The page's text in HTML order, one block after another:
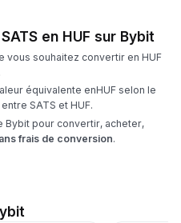
en HUF sur Bybit
vous souhaitez convertir en HUF
équivalente enHUF selon le
SATS et HUF.
Bybit pour convertir, acheter,
frais de conversion.